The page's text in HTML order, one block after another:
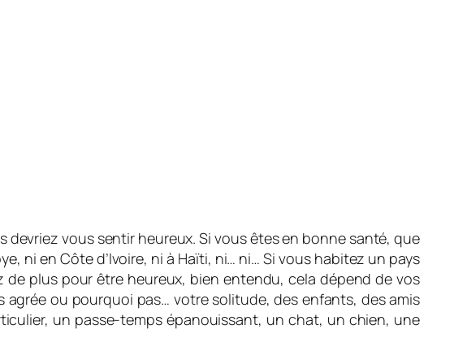
vous sentir heureux. Si vous êtes en bonne santé, que
ni en Côte d’Ivoire, ni à Haïti, ni… ni… Si vous habitez un pays
plus pour être heureux, bien entendu, cela dépend de vos
ou pourquoi pas… votre solitude, des enfants, des amis
un passe-temps épanouissant, un chat, un chien, une